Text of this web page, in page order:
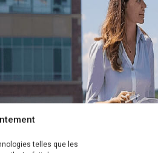
telles que les